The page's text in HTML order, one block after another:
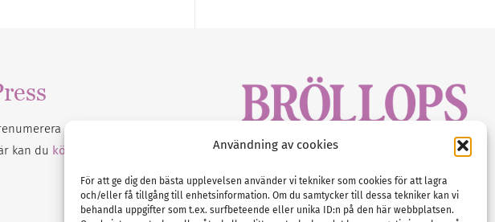
Användning av cookies
För att ge dig den bästa upplevelsen använder vi tekniker som cookies för att lagra
och/eller få tillgång till enhetsinformation. Om du samtycker till dessa tekniker kan vi
behandla uppgifter som t.ex. surfbeteende eller unika ID:n på den här webbplatsen.
på vårt
kan du köpa Bröllopsmagasinet
Tel :0522-68 11 90
E-post:info@nordicbridalmedia.com